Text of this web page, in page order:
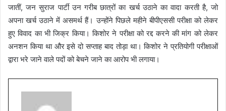
जातीं, जन सुराज पार्टी उन गरीब छात्रों का खर्च उठाने का वादा करती है, जो
अपना खर्च उठाने में असमर्थ हैं। उन्होंने पिछले महीने बीपीएससी परीक्षा को लेकर
हुए विवाद का भी जिक्र किया। किशोर ने परीक्षा को रद्द करने की मांग को लेकर
अनशन किया था और इसे दो सप्ताह बाद तोड़ा था। किशोर ने प्रतियोगी परीक्षाओं
द्वारा भरे जाने वाले पदों को बेचने जाने का आरोप भी लगाया।